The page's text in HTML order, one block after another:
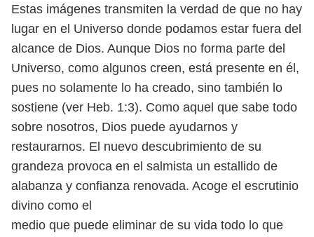
Estas imágenes transmiten la verdad de que no hay
lugar en el Universo donde podamos estar fuera del
alcance de Dios. Aunque Dios no forma parte del
Universo, como algunos creen, está presente en él,
pues no solamente lo ha creado, sino también lo
sostiene (ver Heb. 1:3). Como aquel que sabe todo
sobre nosotros, Dios puede ayudarnos y
restaurarnos. El nuevo descubrimiento de su
grandeza provoca en el salmista un estallido de
alabanza y confianza renovada. Acoge el escrutinio
divino como el
medio que puede eliminar de su vida todo lo que